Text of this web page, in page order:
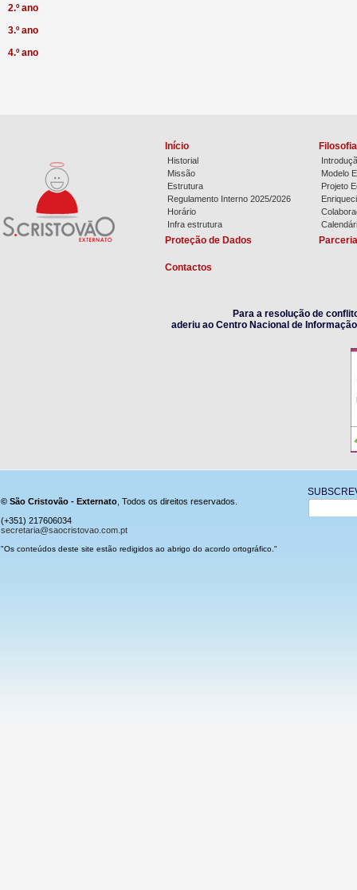
2.º ano
3.º ano
4.º ano
Início
Historial
Missão
Estrutura
Regulamento Interno 2025/2026
Horário
Infra estrutura
Modelo
Projeto
Proteção de Dados
Contactos
Para a resolução de
aderiu ao Centro Nacional de
© São Cristovão - Externato , Todos os direitos reservados.
(+351) 217606034
secretaria@saocristovao.com.pt
"Os conteúdos deste site estão redigidos ao abrigo do acordo ortográfico."